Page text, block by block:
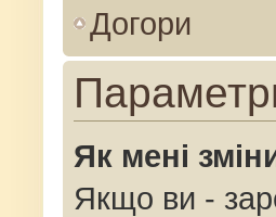
Догори
Як мені
Якщо ви -